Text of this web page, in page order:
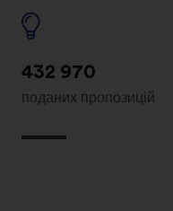
432 970
поданих пропозицій